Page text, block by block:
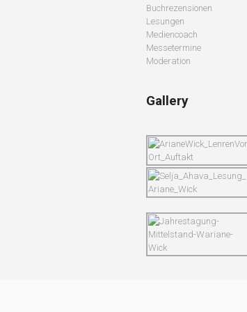
Buchrezensionen
Lesungen
Mediencoach
Messetermine
Moderation
Gallery